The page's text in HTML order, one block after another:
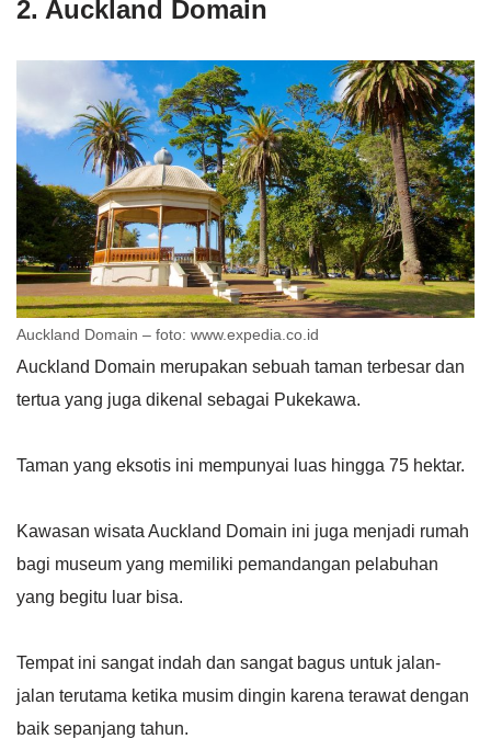
2. Auckland Domain
Auckland Domain – foto: www.expedia.co.id
Auckland Domain merupakan sebuah taman terbesar dan
tertua yang juga dikenal sebagai Pukekawa.
Taman yang eksotis ini mempunyai luas hingga 75 hektar.
Kawasan wisata Auckland Domain ini juga menjadi rumah
bagi museum yang memiliki pemandangan pelabuhan
yang begitu luar bisa.
Tempat ini sangat indah dan sangat bagus untuk jalan-
jalan terutama ketika musim dingin karena terawat dengan
baik sepanjang tahun.